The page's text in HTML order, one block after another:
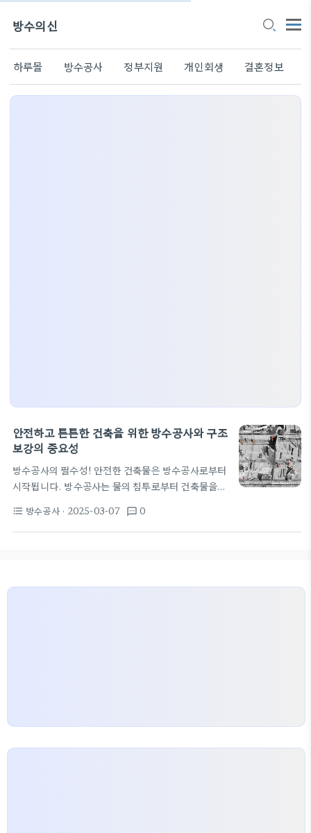
방수의신
하루몰 방수공사 정부지원 개인회생 결혼정보
안전하고 튼튼한 건축을 위한 방수공사와 구조
보강의 중요성
방수공사의 필수성! 안전한 건축물은 방수공사로부터
시작됩니다. 방수공사는 물의 침투로부터 건축물을
세대 주택에서는 더욱 중요합니다. 물이 건축물 내부
로 스며들면 벽체의 손상이나 곰팡이 발생, 심지어 구
format_list_bulleted 방수공사 · 2025-03-07 textsms 0